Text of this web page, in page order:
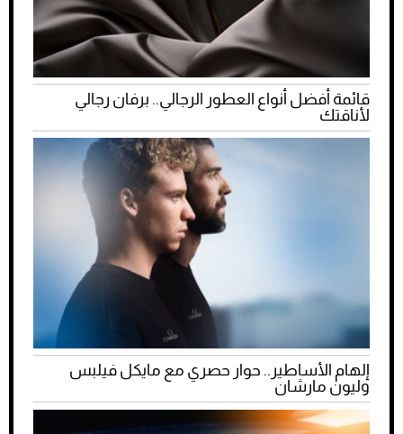
قائمة أفضل أنواع العطور الرجالي.. برفان رجالي
لأناقتك
إلهام الأساطير.. حوار حصري مع مايكل فيلبس
وليون مارشان